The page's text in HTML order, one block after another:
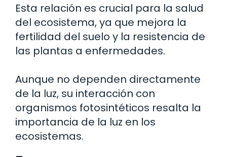
Esta relación es crucial para la salud
del ecosistema, ya que mejora la
fertilidad del suelo y la resistencia de
las plantas a enfermedades.
Aunque no dependen directamente
de la luz, su interacción con
organismos fotosintéticos resalta la
importancia de la luz en los
ecosistemas.